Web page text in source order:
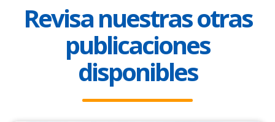
Revisa nuestras otras
publicaciones
disponibles